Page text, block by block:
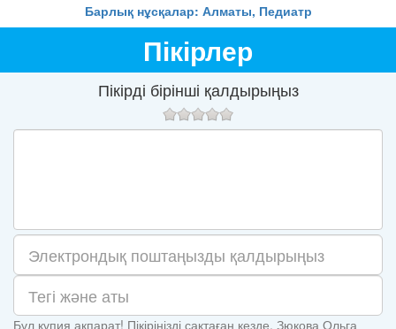
Барлық нұсқалар: Алматы, Педиатр
Пікірлер
Пікірді бірінші қалдырыңыз
Бұл құпия ақпарат! Пікіріңізді сақтаған кезде, Зюкова Ольга